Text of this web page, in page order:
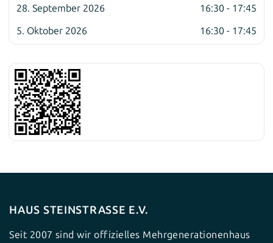
28. September 2026
16:30 - 17:45
5. Oktober 2026
16:30 - 17:45
HAUS STEINSTRASSE E.V.
Seit 2007 sind wir offizielles Mehrgenerationenhaus